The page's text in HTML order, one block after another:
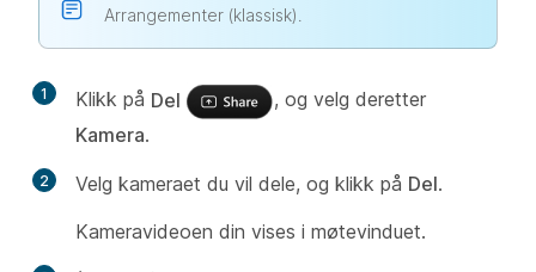
Arrangementer (klassisk).
1 Klikk på Del
, og velg deretter
Kamera.
2 Velg kameraet du vil dele, og klikk på Del.
Kameravideoen din vises i møtevinduet.